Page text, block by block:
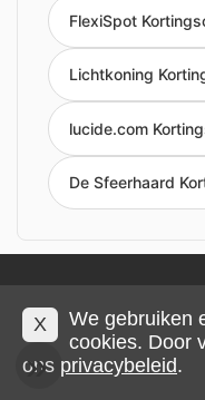
FlexiSpot
Lichtkoning
lucide.com
De Sfeerhaard
© 2026
X
We gebruiken
cookies. Door
ons privacybeleid.